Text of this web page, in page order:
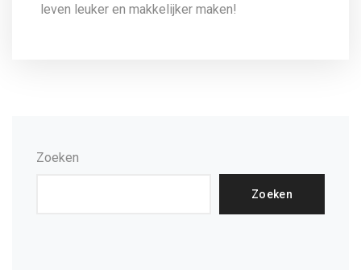
leven leuker en makkelijker maken!
Zoeken
Zoeken